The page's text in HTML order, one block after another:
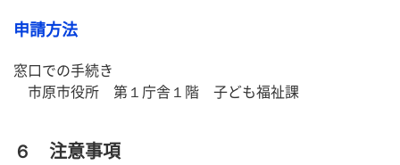
申請方法
窓口での手続き
市原市役所　第１庁舎１階　子ども福祉課
６ 注意事項